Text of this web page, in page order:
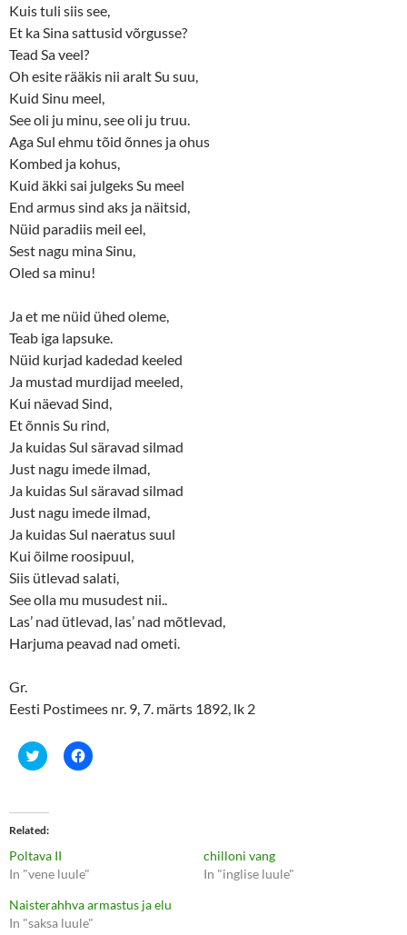
Kuis tuli siis see,
Et ka Sina sattusid võrgusse?
Tead Sa veel?
Oh esite rääkis nii aralt Su suu,
Kuid Sinu meel,
See oli ju minu, see oli ju truu.
Aga Sul ehmu tõid õnnes ja ohus
Kombed ja kohus,
Kuid äkki sai julgeks Su meel
End armus sind aks ja näitsid,
Nüid paradiis meil eel,
Sest nagu mina Sinu,
Oled sa minu!
Ja et me nüid ühed oleme,
Teab iga lapsuke.
Nüid kurjad kadedad keeled
Ja mustad murdijad meeled,
Kui näevad Sind,
Et õnnis Su rind,
Ja kuidas Sul säravad silmad
Just nagu imede ilmad,
Ja kuidas Sul säravad silmad
Just nagu imede ilmad,
Ja kuidas Sul naeratus suul
Kui õilme roosipuul,
Siis ütlevad salati,
See olla mu musudest nii..
Las’ nad ütlevad, las’ nad mõtlevad,
Harjuma peavad nad ometi.
Gr.
Eesti Postimees nr. 9, 7. märts 1892, lk 2
C
l
t
o
s
a
r
e
n
T
w
C
l
r
n
F
a
Related
Poltava II
In "vene luule"
chilloni vang
In "inglise luule"
Naisterahhva armastus ja elu
In "saksa luule"